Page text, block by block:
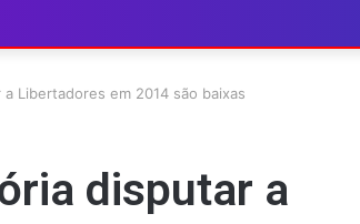
Libertadores em 2014 são baixas
disputar a